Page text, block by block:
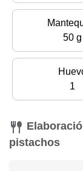
50 g
1
pistachos